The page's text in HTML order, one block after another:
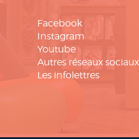
Facebook
Instagram
Youtube
Autres réseaux
Les infolettres